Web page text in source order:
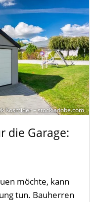
Kosmider – stock.adobe.com
die Garage:
möchte, kann
tun. Bauherren